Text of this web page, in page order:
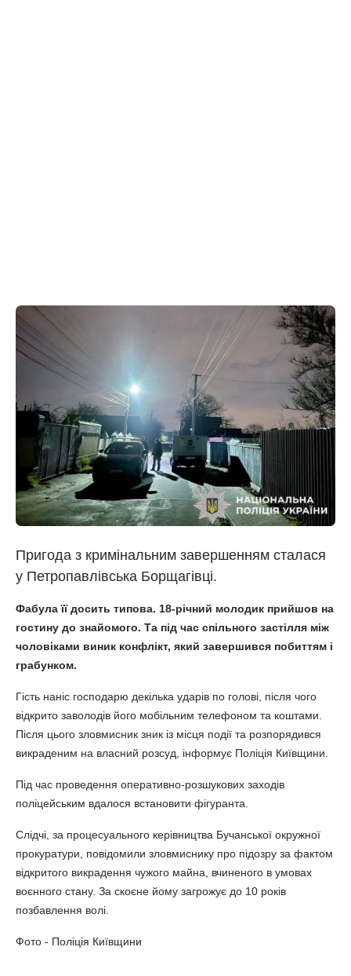
Пригода з кримінальним завершенням сталася
у Петропавлівська Борщагівці.
Фабула її досить типова. 18-річний молодик прийшов на
гостину до знайомого. Та під час спільного застілля між
чоловіками виник конфлікт, який завершився побиттям і
грабунком.
Гість наніс господарю декілька ударів по голові, після чого
відкрито заволодів його мобільним телефоном та коштами.
Після цього зловмисник зник із місця події та розпорядився
викраденим на власний розсуд, інформує Поліція Київщини.
Під час проведення оперативно-розшукових заходів
поліцейським вдалося встановити фігуранта.
Слідчі, за процесуального керівництва Бучанської окружної
прокуратури, повідомили зловмиснику про підозру за фактом
відкритого викрадення чужого майна, вчиненого в умовах
воєнного стану. За скоєне йому загрожує до 10 років
позбавлення волі.
Фото - Поліція Київщини